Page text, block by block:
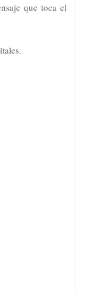
que toca el